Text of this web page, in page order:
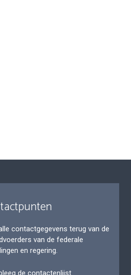
contactgegevens terug van de
van de federale
en regering.
de contactenlijst